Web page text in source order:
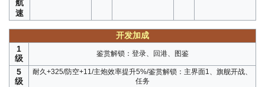
航
速
开发加成
1
级
鉴赏解锁：登录、回港、图鉴
5
级
耐久+325/防空+11/主炮效率提升5%/鉴赏解锁：主界面1、旗舰开战、
任务